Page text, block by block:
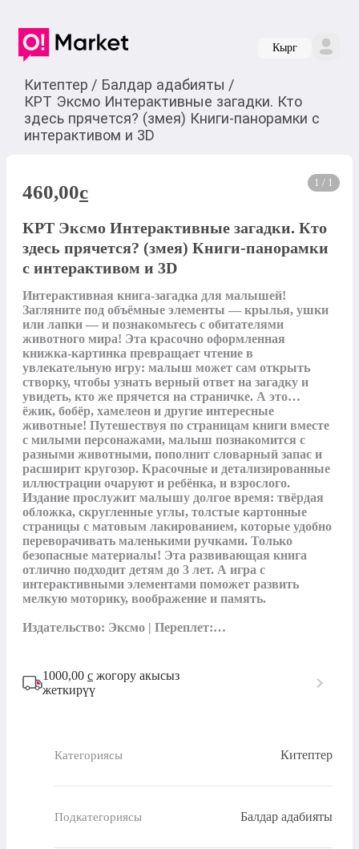
Кырг
Китептер / Балдар адабияты /
КРТ Эксмо Интерактивные загадки. Кто
здесь прячется? (змея) Книги-панорамки с
интерактивом и 3D
1 / 1
460,00c
КРТ Эксмо Интерактивные загадки. Кто
здесь прячется? (змея) Книги-панорамки
с интерактивом и 3D
Интерактивная книга-загадка для малышей!
Загляните под объёмные элементы — крылья, ушки
или лапки — и познакомьтесь с обитателями
животного мира! Эта красочно оформленная
книжка-картинка превращает чтение в
увлекательную игру: малыш может сам открыть
створку, чтобы узнать верный ответ на загадку и
увидеть, кто же прячется на страничке. А это…
ёжик, бобёр, хамелеон и другие интересные
животные! Путешествуя по страницам книги вместе
с милыми персонажами, малыш познакомится с
разными животными, пополнит словарный запас и
расширит кругозор. Красочные и детализированные
иллюстрации очаруют и ребёнка, и взрослого.
Издание прослужит малышу долгое время: твёрдая
обложка, скругленные углы, толстые картонные
страницы с матовым лакированием, которые удобно
переворачивать маленькими ручками. Только
безопасные материалы! Эта развивающая книга
отлично подходит детям до 3 лет. А игра с
интерактивными элементами поможет развить
мелкую моторику, воображение и память.
Издательство: Эксмо | Переплет:…
1000,00 с жогору акысыз
жеткирүү
Категориясы Китептер
Подкатегориясы Балдар адабияты